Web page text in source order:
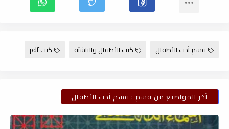
قسم أدب الأطفال كتب الأطفال والناشئة كتب pdf
أخر المواضيع من قسم : قسم أدب الأطفال